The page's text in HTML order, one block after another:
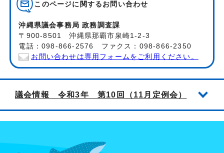
このページに関する お問い合わせ
沖縄県議会事務局 政務調査課
〒900-8501 沖縄県那覇市泉崎1-2-3
電話：098-866-2576 ファクス：098-866-2350
お問い合わせは専用フォームをご利用ください。
議会情報 令和3年 第10回（11月定例会）